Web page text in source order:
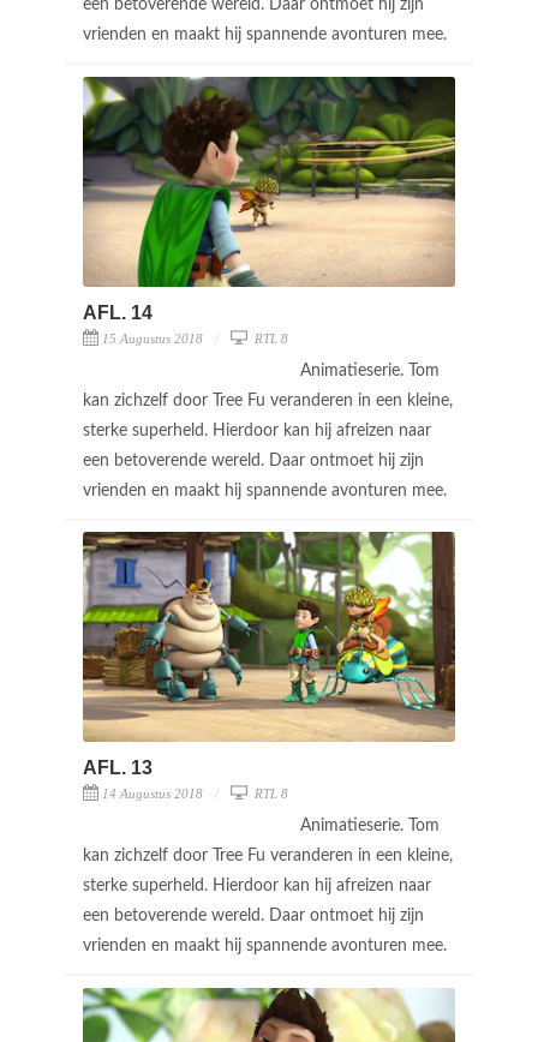
een betoverende wereld. Daar ontmoet hij zijn
vrienden en maakt hij spannende avonturen mee.
AFL. 14
15 Augustus 2018 RTL 8
Animatieserie. Tom
kan zichzelf door Tree Fu veranderen in een kleine,
sterke superheld. Hierdoor kan hij afreizen naar
een betoverende wereld. Daar ontmoet hij zijn
vrienden en maakt hij spannende avonturen mee.
AFL. 13
14 Augustus 2018 RTL 8
Animatieserie. Tom
kan zichzelf door Tree Fu veranderen in een kleine,
sterke superheld. Hierdoor kan hij afreizen naar
een betoverende wereld. Daar ontmoet hij zijn
vrienden en maakt hij spannende avonturen mee.